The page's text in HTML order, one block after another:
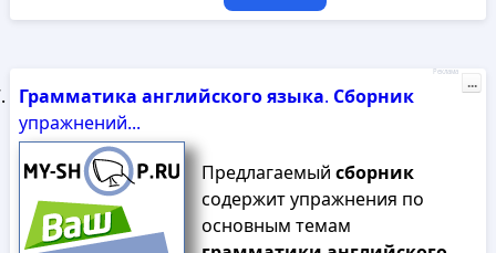
Грамматика английскогоязыка. Сборник
упражнений...
Предлагаемый сборник
содержит упражнения по
основным темам
Реклама
...